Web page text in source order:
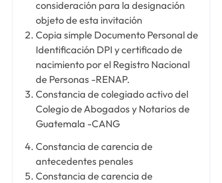
consideración para la designación
objeto de esta invitación
Copia simple Documento Personal de
Identificación DPI y certificado de
nacimiento por el Registro Nacional
de Personas -RENAP.
Constancia de colegiado activo del
Colegio de Abogados y Notarios de
Guatemala -CANG
Constancia de carencia de
antecedentes penales
Constancia de carencia de